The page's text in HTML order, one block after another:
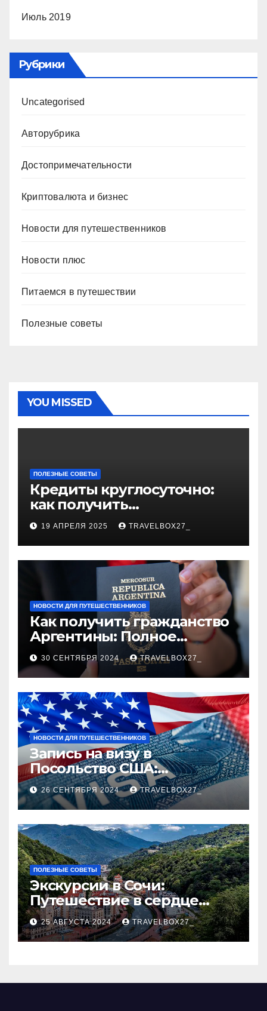
Июль 2019
Рубрики
Uncategorised
Авторубрика
Достопримечательности
Криптовалюта и бизнес
Новости для путешественников
Новости плюс
Питаемся в путешествии
Полезные советы
YOU MISSED
ПОЛЕЗНЫЕ СОВЕТЫ
Кредиты круглосуточно:
как получить
финансирование в любое
время
19 АПРЕЛЯ 2025 TRAVELBOX27_
НОВОСТИ ДЛЯ ПУТЕШЕСТВЕННИКОВ
Как получить гражданство
Аргентины: Полное
руководство
30 СЕНТЯБРЯ 2024 TRAVELBOX27_
НОВОСТИ ДЛЯ ПУТЕШЕСТВЕННИКОВ
Запись на визу в
Посольство США:
Пошаговое руководство
26 СЕНТЯБРЯ 2024 TRAVELBOX27_
ПОЛЕЗНЫЕ СОВЕТЫ
Экскурсии в Сочи:
Путешествие в сердце
Черноморского курорта
25 АВГУСТА 2024 TRAVELBOX27_